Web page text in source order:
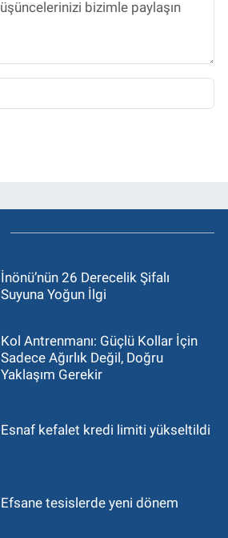
İnönü’nün 26 Derecelik Şifalı
Suyuna Yoğun İlgi
Kol Antrenmanı: Güçlü Kollar İçin
Sadece Ağırlık Değil, Doğru
Yaklaşım Gerekir
Esnaf kefalet kredi limiti yükseltildi
Efsane tesislerde yeni dönem